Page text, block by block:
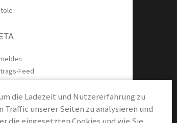
Feed
Feed
die Ladezeit und Nutzererfahrung zu
Traffic unserer Seiten zu analysieren und